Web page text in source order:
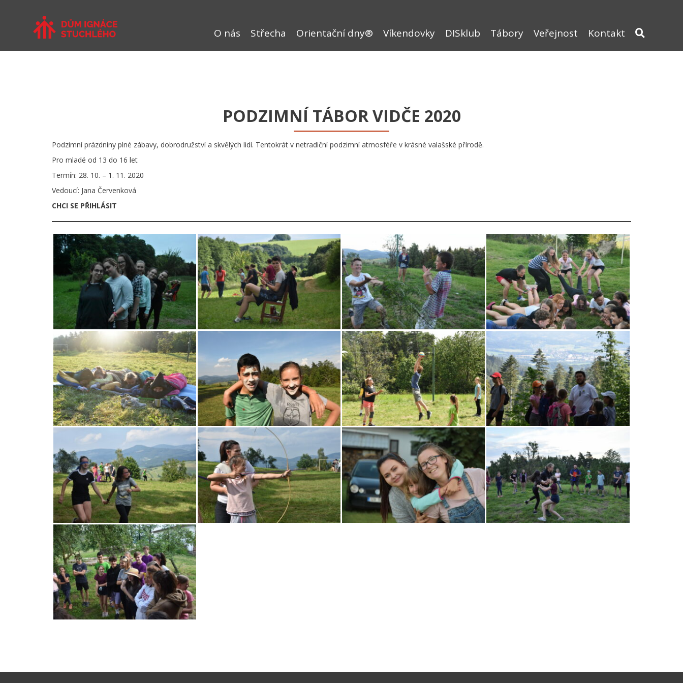
O nás Střecha Orientační dny® Víkendovky DISklub Tábory Veřejnost Kontakt
PODZIMNÍ TÁBOR VIDČE 2020
Podzimní prázdniny plné zábavy, dobrodružství a skvělých lidí. Tentokrát v netradiční podzimní atmosféře v krásné valašské přírodě.
Pro mladé od 13 do 16 let
Termín: 28. 10. – 1. 11. 2020
Vedoucí: Jana Červenková
CHCI SE PŘIHLÁSIT